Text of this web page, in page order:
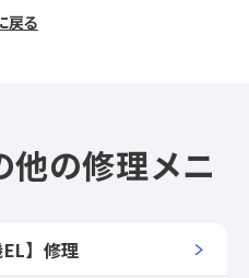
戻る
他の修理メニ
】修理